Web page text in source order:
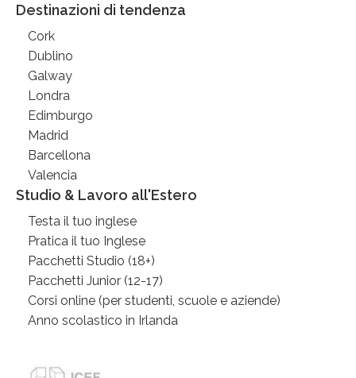
Destinazioni di tendenza
Cork
Dublino
Galway
Londra
Edimburgo
Madrid
Barcellona
Valencia
Studio & Lavoro all'Estero
Testa il tuo inglese
Pratica il tuo Inglese
Pacchetti Studio (18+)
Pacchetti Junior (12-17)
Corsi online (per studenti, scuole e aziende)
Anno scolastico in Irlanda